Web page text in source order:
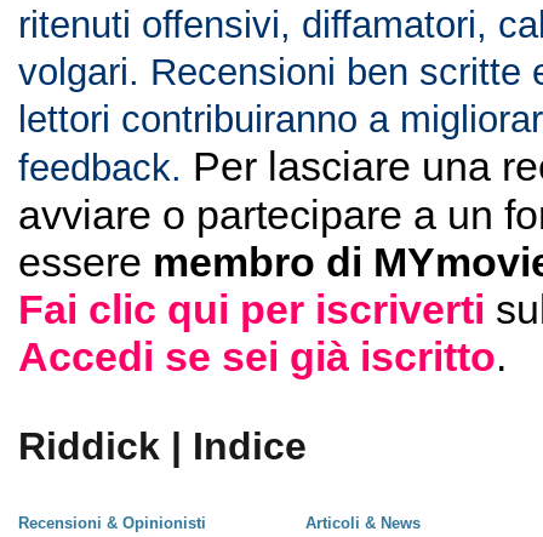
ritenuti offensivi, diffamatori,
volgari. Recensioni ben scritte
lettori contribuiranno a
feedback. Per lasciare una
avviare o partecipare a un
essere membro di
Fai clic qui per iscriverti
Accedi se sei già iscritto.
Riddick | Indice
Recensioni & Opinionisti
Articoli & News